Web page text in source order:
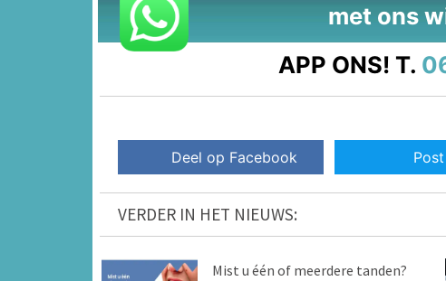
met ons
APP ONS! T.
Deel op Facebook
VERDER IN HET NIEUWS:
Mist u één of meerdere tanden?